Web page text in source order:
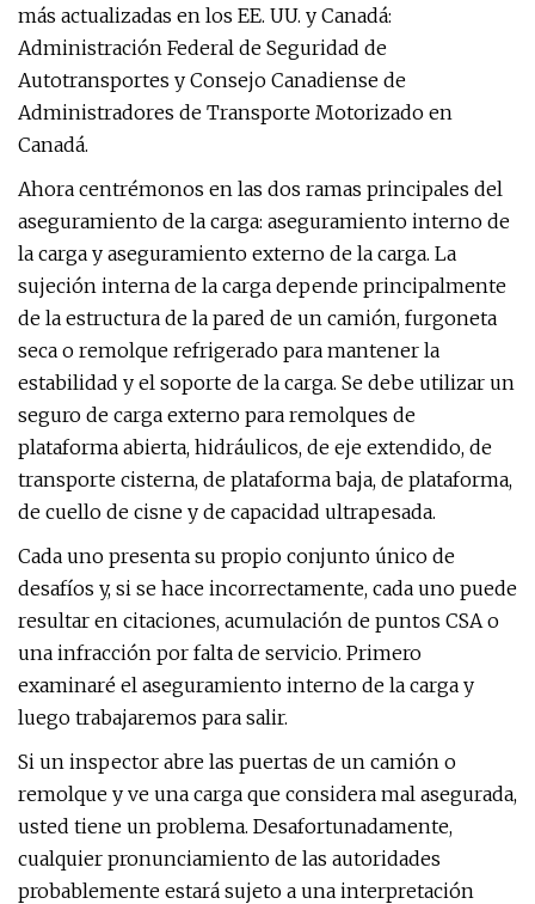
más actualizadas en los EE. UU. y Canadá:
Administración Federal de Seguridad de
Autotransportes y Consejo Canadiense de
Administradores de Transporte Motorizado en
Canadá.
Ahora centrémonos en las dos ramas principales del
aseguramiento de la carga: aseguramiento interno de
la carga y aseguramiento externo de la carga. La
sujeción interna de la carga depende principalmente
de la estructura de la pared de un camión, furgoneta
seca o remolque refrigerado para mantener la
estabilidad y el soporte de la carga. Se debe utilizar un
seguro de carga externo para remolques de
plataforma abierta, hidráulicos, de eje extendido, de
transporte cisterna, de plataforma baja, de plataforma,
de cuello de cisne y de capacidad ultrapesada.
Cada uno presenta su propio conjunto único de
desafíos y, si se hace incorrectamente, cada uno puede
resultar en citaciones, acumulación de puntos CSA o
una infracción por falta de servicio. Primero
examinaré el aseguramiento interno de la carga y
luego trabajaremos para salir.
Si un inspector abre las puertas de un camión o
remolque y ve una carga que considera mal asegurada,
usted tiene un problema. Desafortunadamente,
cualquier pronunciamiento de las autoridades
probablemente estará sujeto a una interpretación